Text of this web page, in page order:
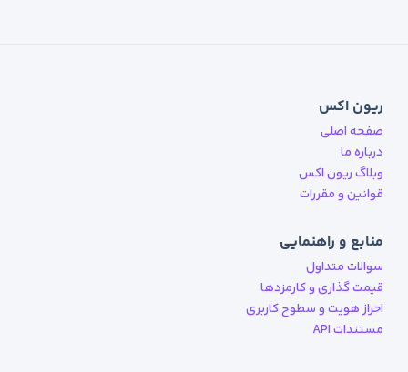
ریون اکس
صفحه اصلی
درباره ما
وبلاگ ریون اکس
قوانین و مقررات
منابع و راهنمایی
سوالات متداول
قیمت گذاری و کارمزدها
احراز هویت و سطوح کاربری
مستندات API